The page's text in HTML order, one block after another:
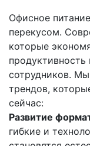
Офисное
перекусом.
которые
сотрудников.
трендов,
сейчас:
Развитие
гибкие и